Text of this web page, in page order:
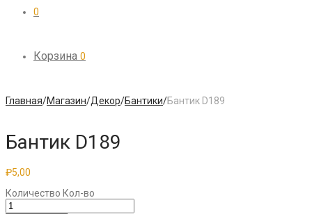
0
Корзина 0
Главная/Магазин/Декор/Бантики/Бантик D189
Бантик D189
₽5,00
Количество Кол-во